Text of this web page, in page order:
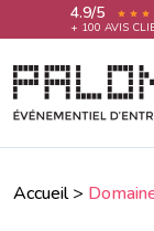
4.9/5
+ 100 AVIS
Accueil>